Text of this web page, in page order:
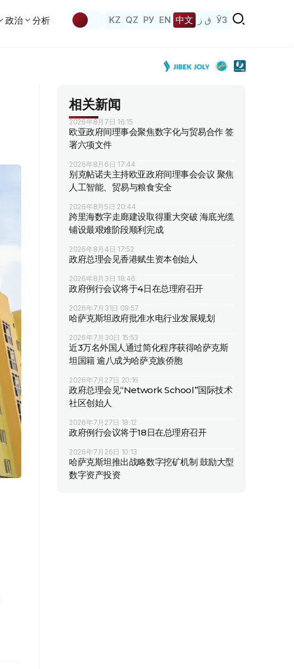
政治 分析 KZ QZ РУ EN 中文 ق ز ЎЗ
相关新闻
2026年8月7日 16:15
欧亚政府间理事会聚焦数字化与贸易合作 签
署六项文件
2026年8月6日 17:44
别克帖诺夫主持欧亚政府间理事会会议 聚焦
人工智能、贸易与粮食安全
2026年8月5日 20:44
跨里海数字走廊建设取得重大突破 海底光缆
铺设最艰难阶段顺利完成
2026年8月4日 17:52
政府总理会见香港赋生资本创始人
2026年8月3日 18:46
政府例行会议将于4日在总理府召开
2026年7月31日 09:57
哈萨克斯坦政府批准水电行业发展规划
2026年7月30日 15:53
近3万名外国人通过简化程序获得哈萨克斯
坦国籍 逾八成为哈萨克族侨胞
2026年7月27日 20:16
政府总理会见“Network School”国际技术
社区创始人
2026年7月27日 18:12
政府例行会议将于18日在总理府召开
2026年7月26日 10:13
哈萨克斯坦推出战略数字挖矿机制 鼓励大型
数字资产投资